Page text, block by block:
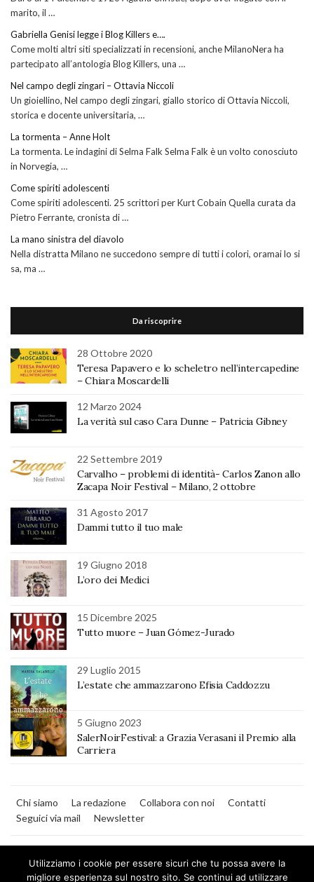
marito, il …
Gabriella Genisi legge i Blog Killers e….
Come molti altri siti specializzati in recensioni, anche MilanoNera ha
partecipato all’antologia Blog Killers, una …
Nel campo degli zingari – Ottavia Niccoli
Un gioiellino, Nel campo degli zingari, giallo storico di Ottavia Niccoli,
storica e docente universitaria, …
La tormenta – Anne Holt
La tormenta. Le indagini di Selma Falk Selma Falk è un volto conosciuto
in Norvegia, …
Come spiriti adolescenti
Come spiriti adolescenti. 25 scrittori per Kurt Cobain Quella curata da
Pietro Ferrante, cronista di …
La mano sinistra del diavolo
Nella distratta Milano ne succedono sempre di tutti i colori, oramai lo si
sa, ma …
Da riscoprire
28 Ottobre 2020
Teresa Papavero e lo scheletro nell’intercapedine
– Chiara Moscardelli
12 Marzo 2024
La verità sul caso Cara Dunne – Patricia Gibney
22 Settembre 2019
Carvalho – problemi di identità- Carlos Zanon allo
Zacapa Noir Festival – Milano, 2 ottobre
31 Agosto 2017
Dammi tutto il tuo male
19 Giugno 2018
L’oro dei Medici
15 Dicembre 2025
Tutto muore – Juan Gómez-Jurado
29 Luglio 2015
L’estate che ammazzarono Efisia Caddozzu
5 Giugno 2023
SalerNoirFestival: a Grazia Verasani il Premio alla
Carriera
Chi siamo La redazione Collabora con noi
Contatti
Seguici via mail
Newsletter
Utilizziamo i cookie per essere sicuri che tu possa avere la
migliore esperienza sul nostro sito. Se continui ad utilizzare